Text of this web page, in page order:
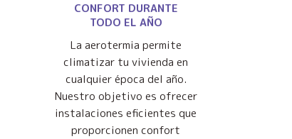
CONFORT DURANTE
TODO EL AÑO
La aerotermia permite
climatizar tu vivienda en
cualquier época del año.
Nuestro objetivo es ofrecer
instalaciones eficientes que
proporcionen confort